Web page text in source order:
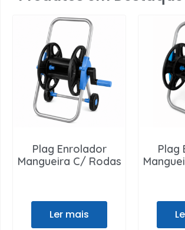
Plag Enrolador
Mangueira C/ Rodas
Ler mais
Plag